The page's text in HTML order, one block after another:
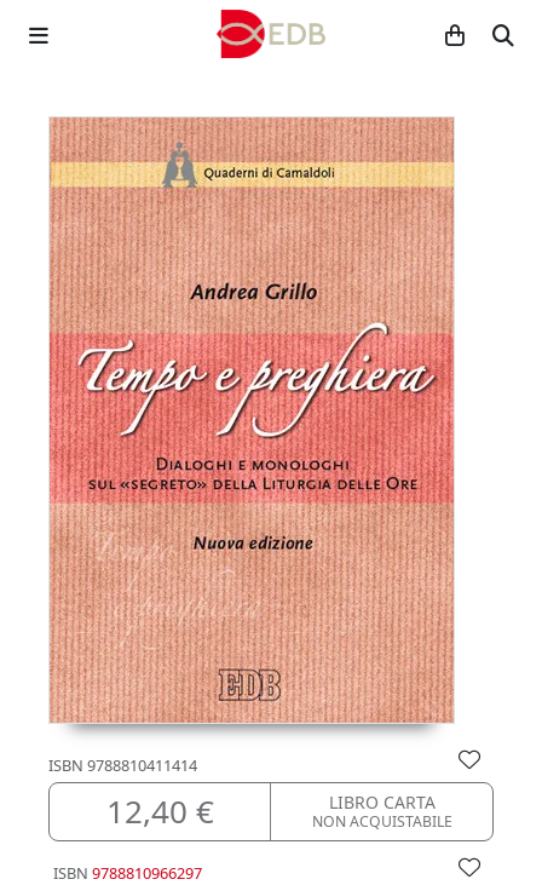
ISBN 9788810411414
12,40 € LIBRO CARTA
NON ACQUISTABILE
ISBN 9788810966297